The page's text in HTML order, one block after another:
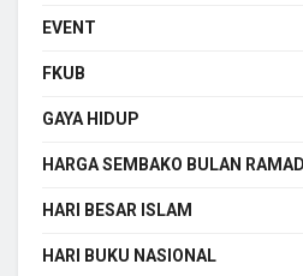
EVENT
FKUB
GAYA HIDUP
HARGA SEMBAKO BULAN
HARI BESAR ISLAM
HARI BUKU NASIONAL